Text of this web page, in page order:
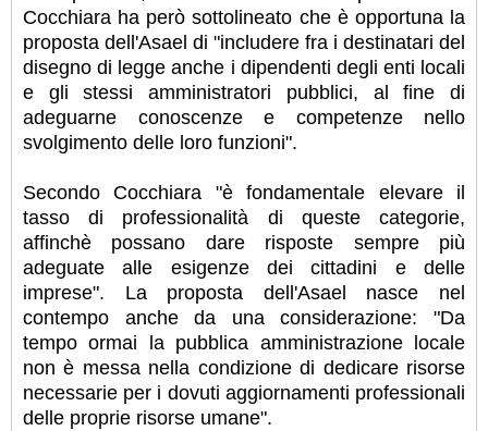
Cocchiara ha però sottolineato che è opportuna la
proposta dell'Asael di "includere fra i destinatari del
disegno di legge anche i dipendenti degli enti locali
e gli stessi amministratori pubblici, al fine di
adeguarne conoscenze e competenze nello
svolgimento delle loro funzioni".
Secondo Cocchiara "è fondamentale elevare il
tasso di professionalità di queste categorie,
affinchè possano dare risposte sempre più
adeguate alle esigenze dei cittadini e delle
imprese". La proposta dell'Asael nasce nel
contempo anche da una considerazione: "Da
tempo ormai la pubblica amministrazione locale
non è messa nella condizione di dedicare risorse
necessarie per i dovuti aggiornamenti professionali
delle proprie risorse umane".